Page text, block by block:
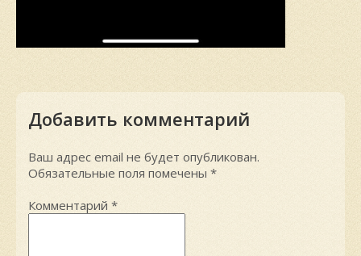
Добавить комментарий
Ваш адрес email не будет опубликован.
Обязательные поля помечены *
Комментарий *